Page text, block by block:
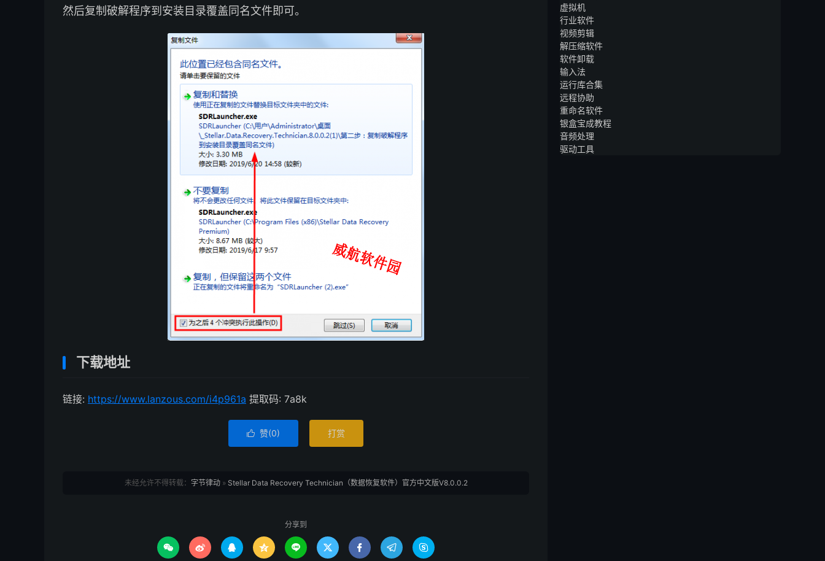
然后复制破解程序到安装目录覆盖同名文件即可。
下载地址
链接: https://www.lanzous.com/i4p961a 提取码: 7a8k
 赞(0) 打赏
未经允许不得转载： 字节律动» Stellar Data Recovery Technician（数据恢复软件）官方中文版V8.0.0.2
分享到
        
虚拟机
行业软件
视频剪辑
解压缩软件
软件卸载
输入法
运行库合集
远程协助
重命名软件
银盒宝成教程
音频处理
驱动工具